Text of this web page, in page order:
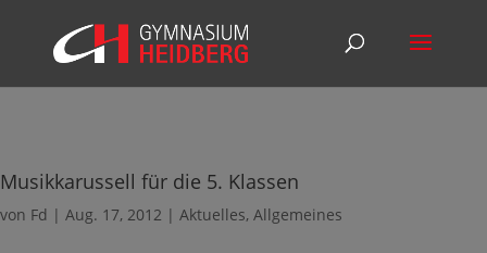
Musikkarussell für die 5. Klassen
von Fd | Aug. 17, 2012 | Aktuelles, Allgemeines